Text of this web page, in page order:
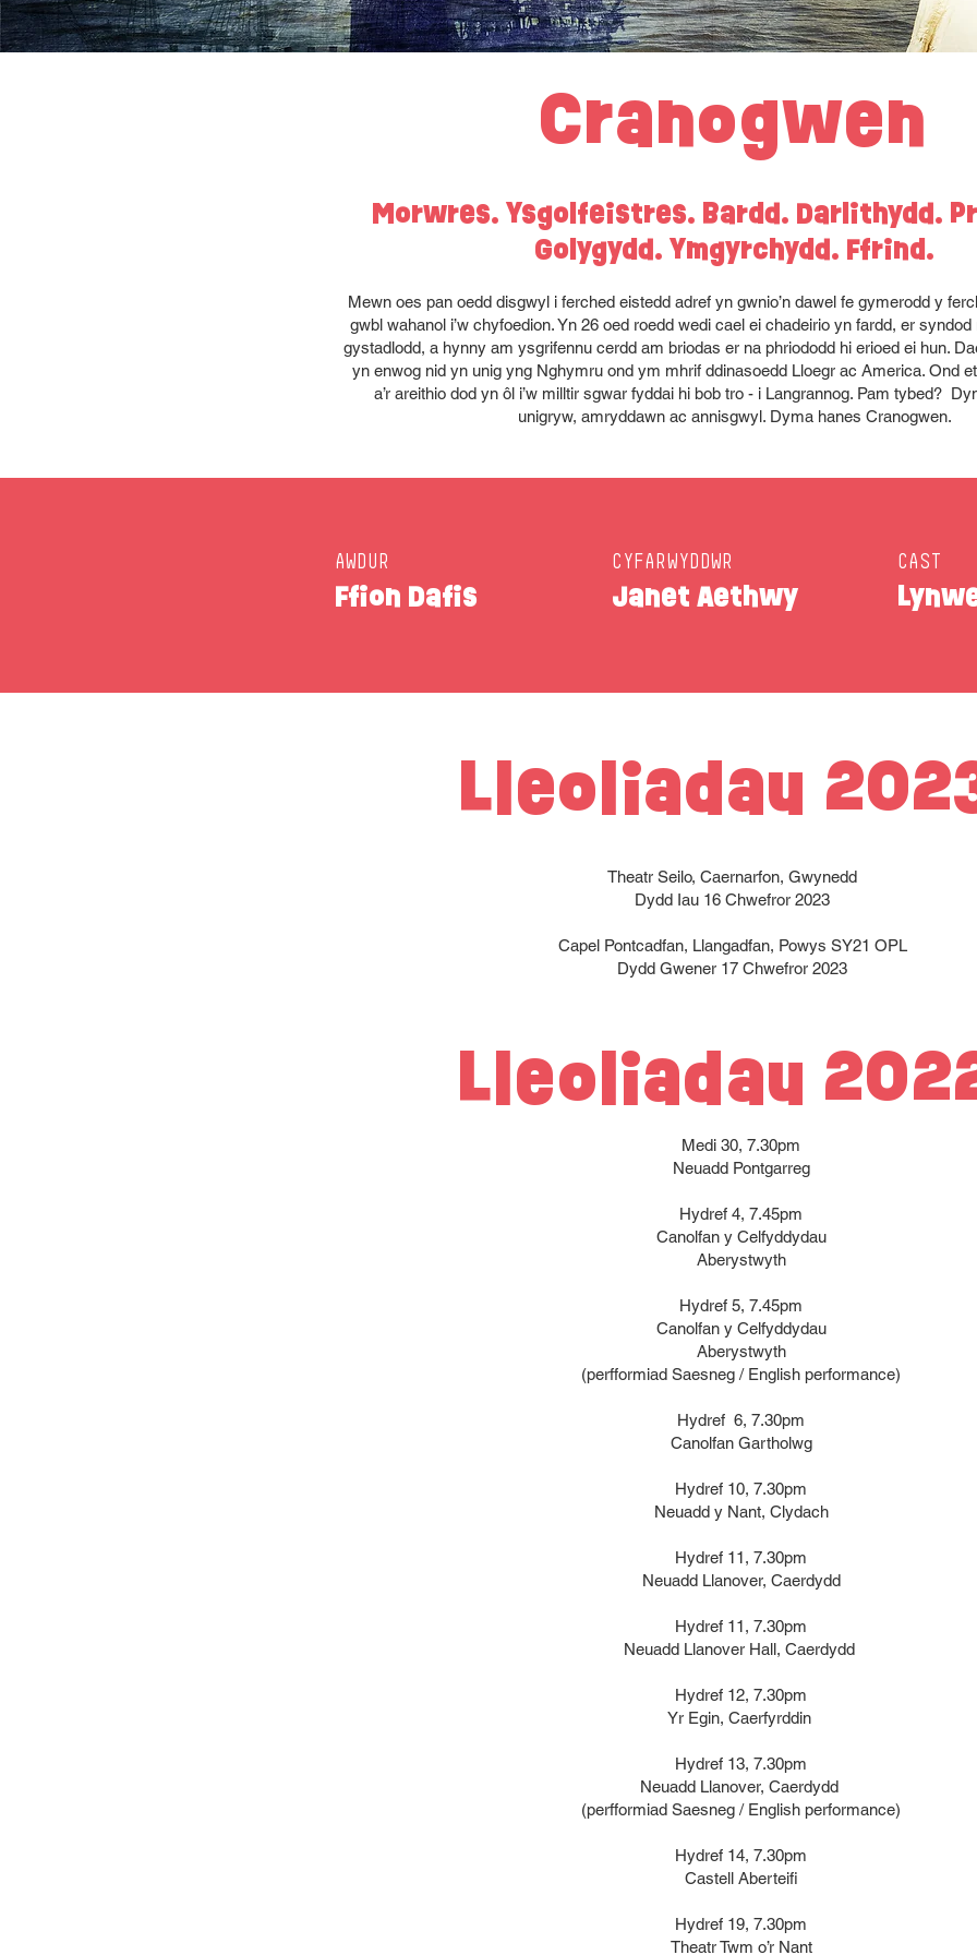
Cranogwen
Morwres. Ysgolfeistres. Bardd. Darlithydd.
Golygydd. Ymgyrchydd. Ffrind.
Mewn oes pan oedd disgwyl i ferched eistedd adref yn gwnio’n dawel fe gymerodd y
gwbl wahanol i’w chyfoedion. Yn 26 oed roedd wedi cael ei chadeirio yn fardd, er
gystadlodd, a hynny am ysgrifennu cerdd am briodas er na phriododd hi erioed ei hun.
yn enwog nid yn unig yng Nghymru ond ym mhrif ddinasoedd Lloegr ac America. Ond
a’r areithio dod yn ôl i’w milltir sgwar fyddai hi bob tro - i Langrannog. Pam tybed?
unigryw, amryddawn ac annisgwyl. Dyma hanes Cranogwen.
AWDUR
Ffion Dafis
CYFARWYDDWR
Janet Aethwy
CAST
Lleoliadau
Theatr Seilo, Caernarfon, Gwynedd
Dydd Iau 16 Chwefror 2023
Capel Pontcadfan, Llangadfan, Powys SY21 OPL
Dydd Gwener 17 Chwefror 2023
Lleoliadau
Medi 30, 7.30pm
Neuadd Pontgarreg
Hydref 4, 7.45pm
Canolfan y Celfyddydau
Aberystwyth
Hydref 5, 7.45pm
Canolfan y Celfyddydau
Aberystwyth
(perfformiad Saesneg / English performance)
Hydref 6, 7.30pm
Canolfan Gartholwg
Hydref 10, 7.30pm
Neuadd y Nant, Clydach
Hydref 11, 7.30pm
Neuadd Llanover, Caerdydd
Hydref 11, 7.30pm
Neuadd Llanover Hall, Caerdydd
Hydref 12, 7.30pm
Yr Egin, Caerfyrddin
Hydref 13, 7.30pm
Neuadd Llanover, Caerdydd
(perfformiad Saesneg / English performance)
Hydref 14, 7.30pm
Castell Aberteifi
Hydref 19, 7.30pm
Theatr Twm o’r Nant